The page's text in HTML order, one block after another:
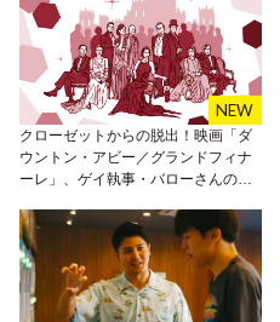
クローゼットからの脱出！映画「ダ
ウントン・アビー／グランドフィナ
ーレ」、ゲイ執事・バローさんの成